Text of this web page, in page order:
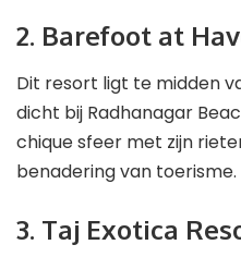
2. Barefoot at
Dit resort ligt te midden
dicht bij Radhanagar
chique sfeer met zijn
benadering van toerisme.
3. Taj Exotica